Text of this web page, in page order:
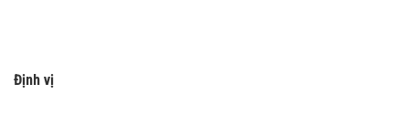
Định vị